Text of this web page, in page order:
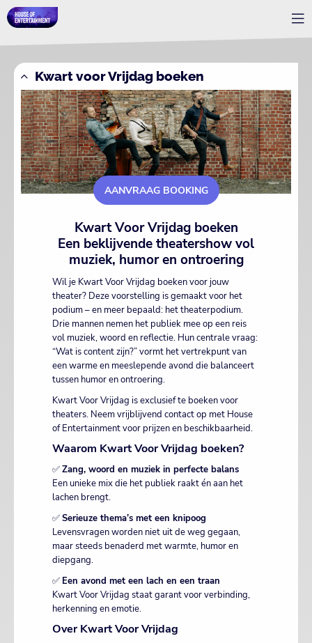
Kwart voor Vrijdag boeken
AANVRAAG BOOKING
Kwart Voor Vrijdag boeken
Een beklijvende theatershow vol
muziek, humor en ontroering
Wil je Kwart Voor Vrijdag boeken voor jouw
theater? Deze voorstelling is gemaakt voor het
podium – en meer bepaald: het theaterpodium.
Drie mannen nemen het publiek mee op een reis
vol muziek, woord en reflectie. Hun centrale vraag:
“Wat is content zijn?” vormt het vertrekpunt van
een warme en meeslepende avond die balanceert
tussen humor en ontroering.
Kwart Voor Vrijdag is exclusief te boeken voor
theaters. Neem vrijblijvend contact op met House
of Entertainment voor prijzen en beschikbaarheid.
Waarom Kwart Voor Vrijdag boeken?
✅Zang, woord en muziek in perfecte balans
Een unieke mix die het publiek raakt én aan het
lachen brengt.
✅Serieuze thema’s met een knipoog
Levensvragen worden niet uit de weg gegaan,
maar steeds benaderd met warmte, humor en
diepgang.
✅ Een avond met een lach en een traan
Kwart Voor Vrijdag staat garant voor verbinding,
herkenning en emotie.
Over Kwart Voor Vrijdag